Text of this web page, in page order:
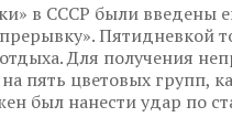
в СССР были введены
Пятидневкой
Для получения
пять цветовых групп,
был нанести удар по